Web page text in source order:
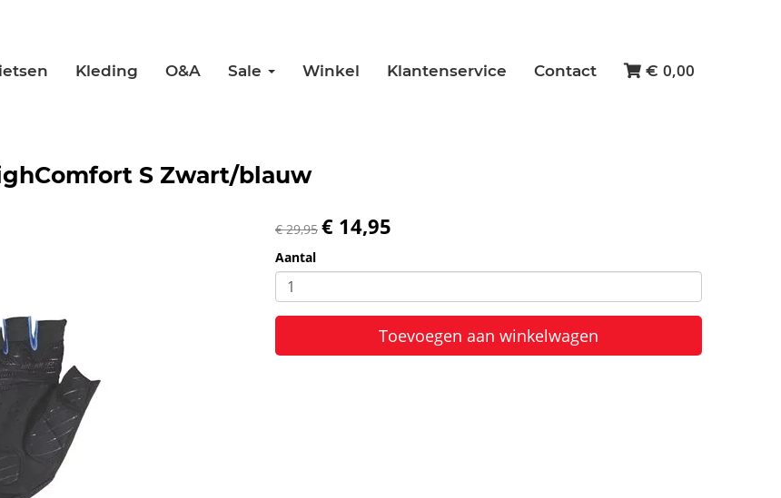
Kleding O&A Sale Winkel Klantenservice Contact € 0,00
S Zwart/blauw
€ 29,95 € 14,95
Aantal
Toevoegen aan winkelwagen